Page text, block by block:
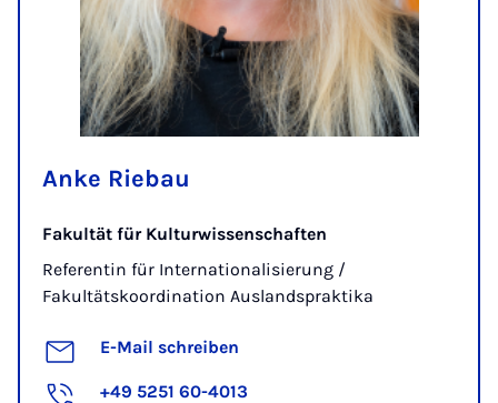
Anke Riebau
Fakultät für Kulturwissenschaften
Referentin für Internationalisierung /
Fakultätskoordination Auslandspraktika
E-Mail schreiben
+49 5251 60-4013